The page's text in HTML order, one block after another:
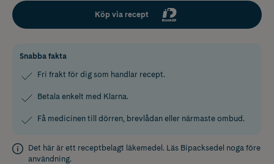
Köp via recept
Snabba fakta
Fri frakt för dig som handlar recept.
Betala enkelt med Klarna.
Få medicinen till dörren, brevlådan eller närmaste ombud.
Det här är ett receptbelagt läkemedel. Läs Bipacksedel noga före
användning.